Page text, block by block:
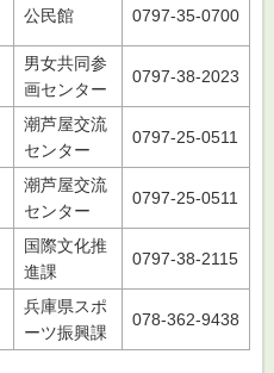
公民館 0797-35-0700
男女共同参
画センター
0797-38-2023
潮芦屋交流
センター
0797-25-0511
潮芦屋交流
センター
0797-25-0511
国際文化推
進課
0797-38-2115
兵庫県スポ
ーツ振興課
078-362-9438